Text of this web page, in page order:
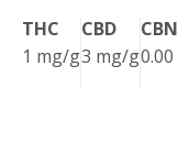
THC
1 mg/g
CBD
3 mg/g
CBN
0.00